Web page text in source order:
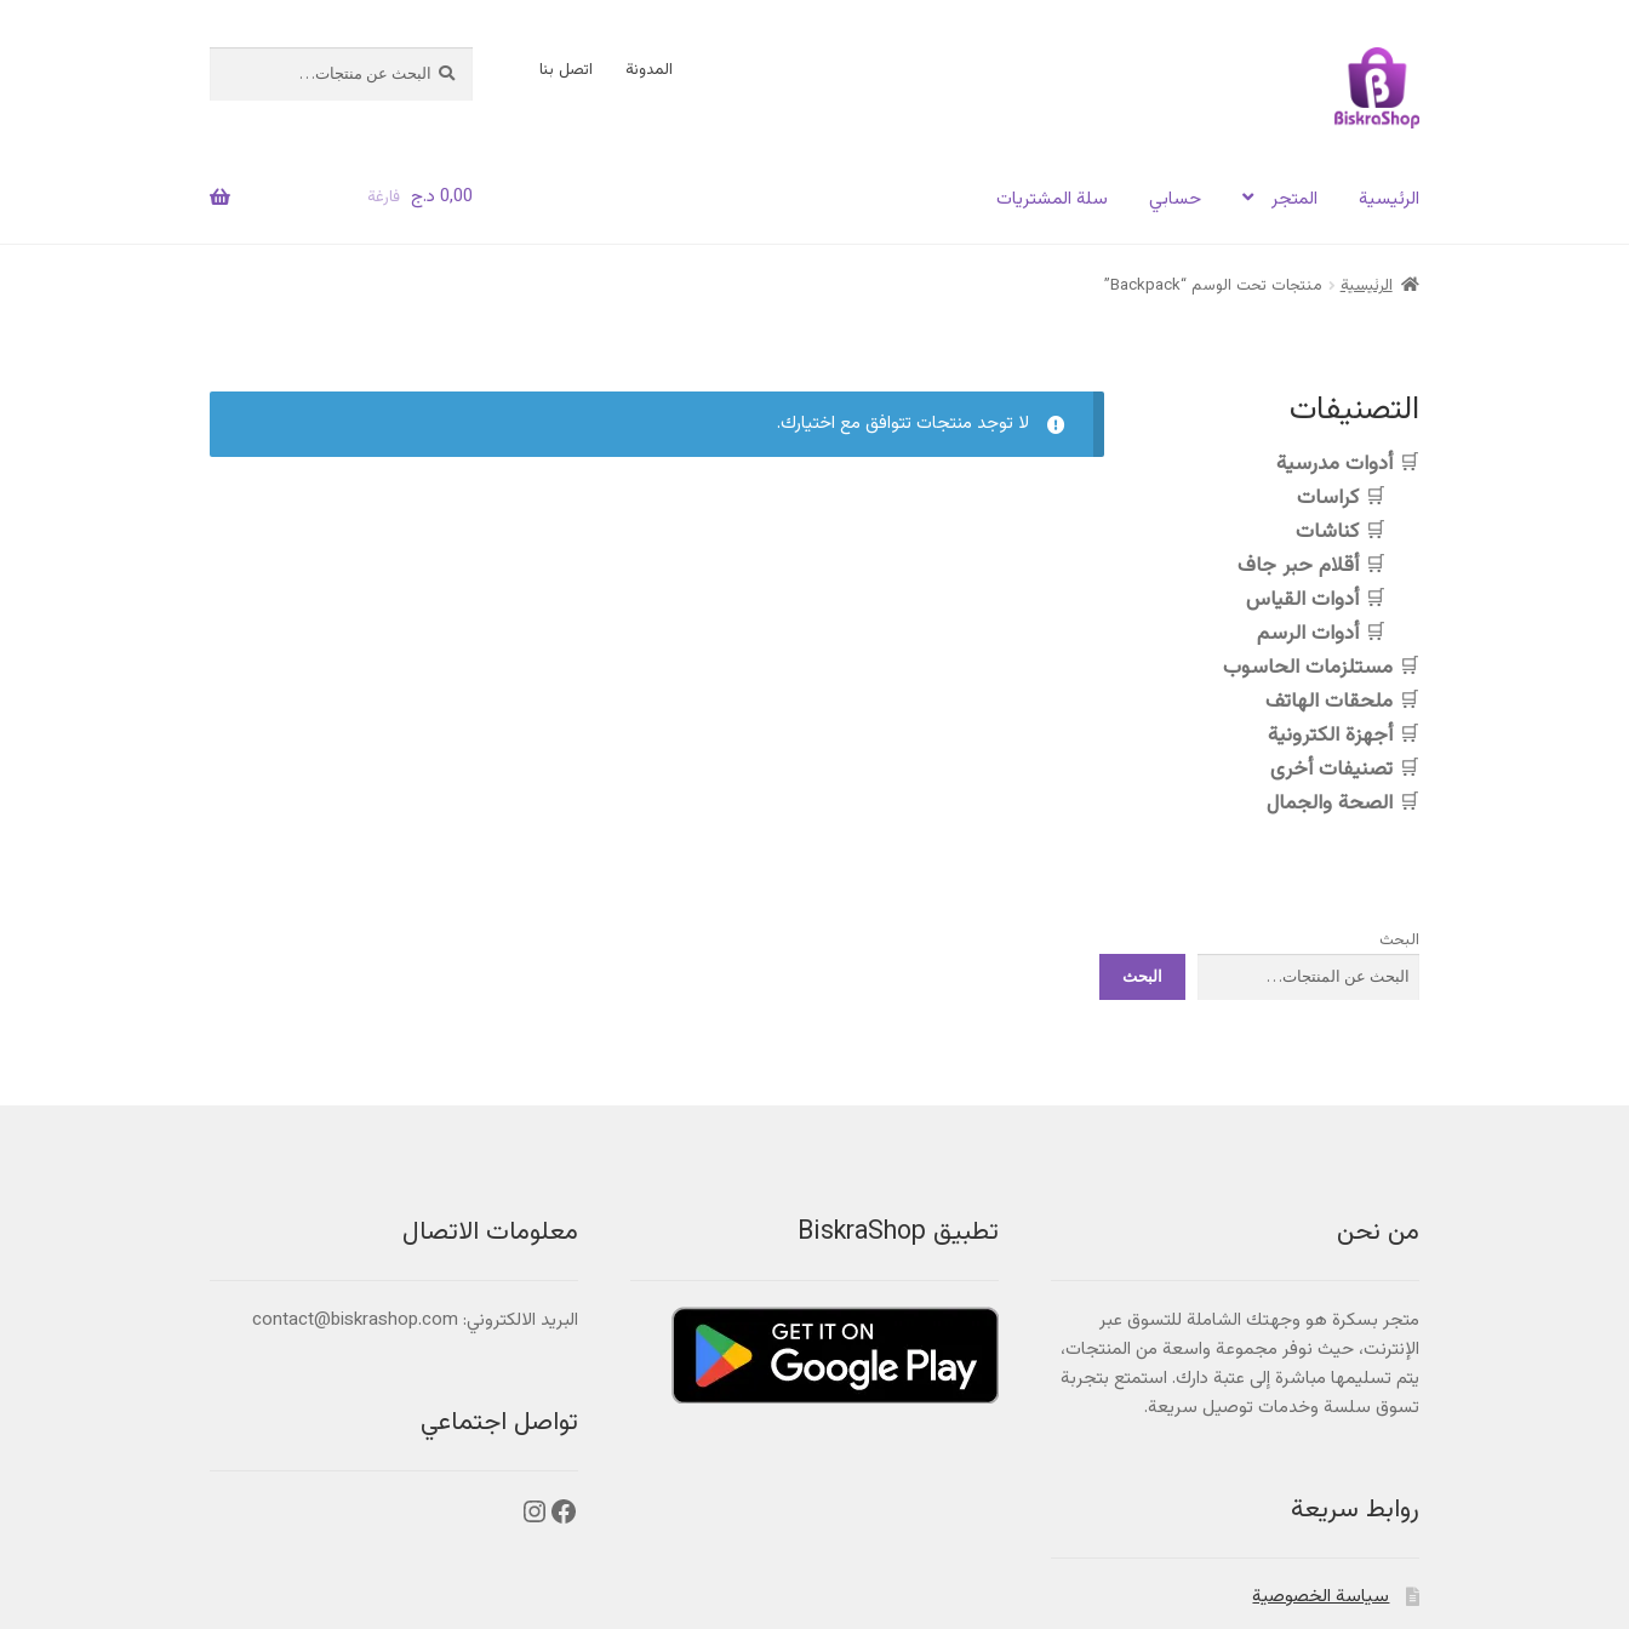
Skip
to
navigation
Skip
to
content
المدونة اتصل بنا
عن:
الرئيسية المتجر حسابي سلة المشتريات 0,00 د.ج فارغة
الرئيسية منتجات تحت الوسم “Backpack”
لا توجد منتجات تتوافق مع اختيارك. التصنيفات
أدوات مدرسية
كراسات
كناشات
أقلام حبر جاف
أدوات القياس
أدوات الرسم
مستلزمات الحاسوب
ملحقات الهاتف
أجهزة الكترونية
تصنيفات أخرى
الصحة والجمال
البحث
البحث
من نحن
متجر بسكرة هو وجهتك الشاملة للتسوق عبر
الإنترنت، حيث نوفر مجموعة واسعة من المنتجات،
يتم تسليمها مباشرة إلى عتبة دارك. استمتع بتجربة
تسوق سلسة وخدمات توصيل سريعة.
روابط سريعة
سياسة الخصوصية
تطبيق BiskraShop معلومات الاتصال
البريد الالكتروني: contact@biskrashop.com
تواصل اجتماعي
فيسبوك
إنستجرام